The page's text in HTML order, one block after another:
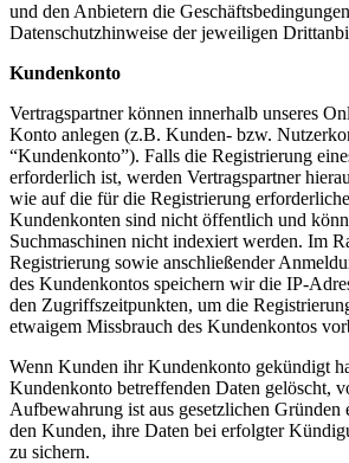
und den Anbietern die
Datenschutzhinweise der jeweiligen
Kundenkonto
Vertragspartner können innerhalb unseres
Konto anlegen (z.B. Kunden- bzw.
“Kundenkonto”). Falls die Registrierung
erforderlich ist, werden Vertragspartner
wie auf die für die Registrierung
Kundenkonten sind nicht öffentlich und
Suchmaschinen nicht indexiert werden. Im
Registrierung sowie anschließender
des Kundenkontos speichern wir die IP-
den Zugriffszeitpunkten, um die
etwaigem Missbrauch des Kundenkontos
Wenn Kunden ihr Kundenkonto gekündigt
Kundenkonto betreffenden Daten gelöscht,
Aufbewahrung ist aus gesetzlichen
den Kunden, ihre Daten bei erfolgter
zu sichern.